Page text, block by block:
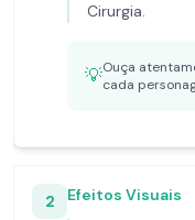
Cirurgia.
💡Ouça
cada
2
Efeitos Visuais